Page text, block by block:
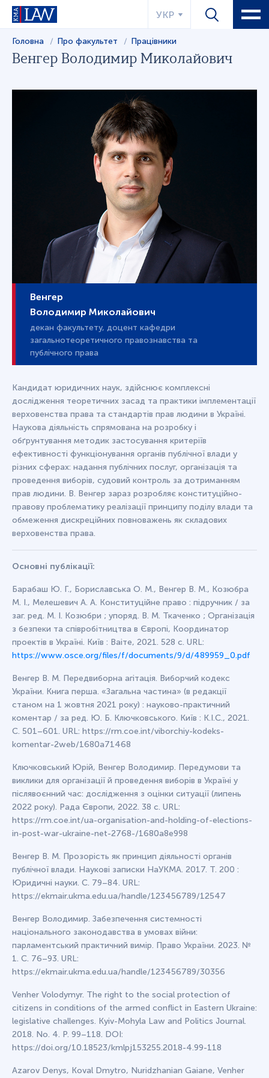
УКР
Головна Про факультет Працівники
Венгер Володимир Миколайович
Венгер
Володимир Миколайович
декан факультету, доцент кафедри
загальнотеоретичного правознавства та
публічного права
Кандидат юридичних наук, здійснює комплексні
дослідження теоретичних засад та практики імплементації
верховенства права та стандартів прав людини в Україні.
Наукова діяльність спрямована на розробку і
обґрунтування методик застосування критеріїв
ефективності функціонування органів публічної влади у
різних сферах: надання публічних послуг, організація та
проведення виборів, судовий контроль за дотриманням
прав людини. В. Венгер зараз розробляє конституційно-
правову проблематику реалізації принципу поділу влади та
обмеження дискреційних повноважень як складових
верховенства права.
Основні публікації:
Барабаш Ю. Г., Бориславська О. М., Венгер В. М., Козюбра
М. І., Мелешевич А. А. Конституційне право : підручник / за
заг. ред. М. І. Козюбри ; упоряд. В. М. Ткаченко ; Організація
з безпеки та співробітництва в Європі, Координатор
проектів в Україні. Київ : Ваіте, 2021. 528 с. URL:
https://www.osce.org/files/f/documents/9/d/489959_0.pdf
Венгер В. М. Передвиборна агітація. Виборчий кодекс
України. Книга перша. «Загальна частина» (в редакції
станом на 1 жовтня 2021 року) : науково-практичний
коментар / за ред. Ю. Б. Ключковського. Київ : К.І.С., 2021.
С. 501–601. URL: https://rm.coe.int/viborchiy-kodeks-
komentar-2web/1680a71468
Ключковський Юрій, Венгер Володимир. Передумови та
виклики для організації й проведення виборів в Україні у
післявоєнний час: дослідження з оцінки ситуації (липень
2022 року). Рада Європи, 2022. 38 с. URL:
https://rm.coe.int/ua-organisation-and-holding-of-elections-
in-post-war-ukraine-net-2768-/1680a8e998
Венгер В. М. Прозорість як принцип діяльності органів
публічної влади. Наукові записки НаУКМА. 2017. Т. 200 :
Юридичні науки. С. 79–84. URL:
https://ekmair.ukma.edu.ua/handle/123456789/12547
Венгер Володимир. Забезпечення системності
національного законодавства в умовах війни:
парламентський практичний вимір. Право України. 2023. №
1. C. 76–93. URL:
https://ekmair.ukma.edu.ua/handle/123456789/30356
Venher Volodymyr. The right to the social protection of
citizens in conditions of the armed conflict in Eastern Ukraine:
legislative challenges. Kyiv-Mohyla Law and Politics Journal.
2018. No. 4. P. 99–118. DOI:
https://doi.org/10.18523/kmlpj153255.2018-4.99-118
Azarov Denys, Koval Dmytro, Nuridzhanian Gaiane, Venher